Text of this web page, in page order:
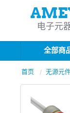
电子元
全部商
首页 无源元